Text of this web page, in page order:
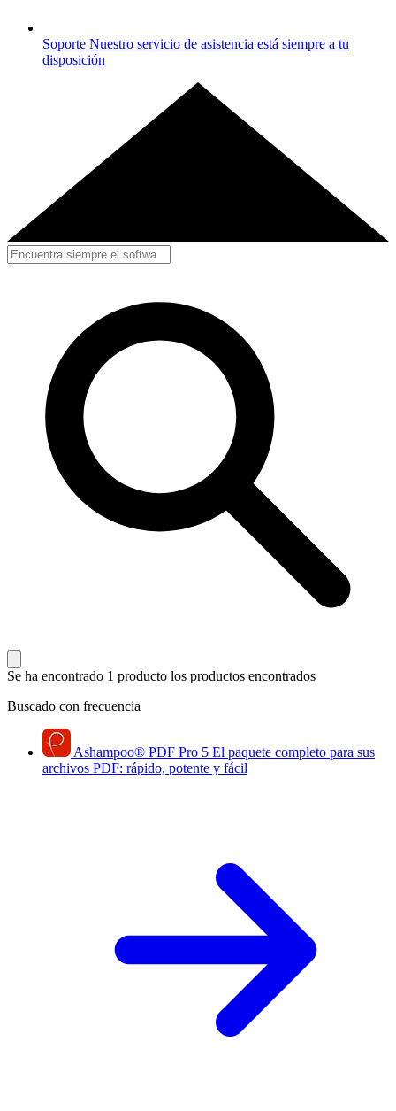
Soporte Nuestro servicio de asistencia está siempre a tu
disposición
Se ha encontrado 1 producto los productos encontrados
Buscado con frecuencia
Ashampoo® PDF Pro 5 El paquete completo para sus
archivos PDF: rápido, potente y fácil